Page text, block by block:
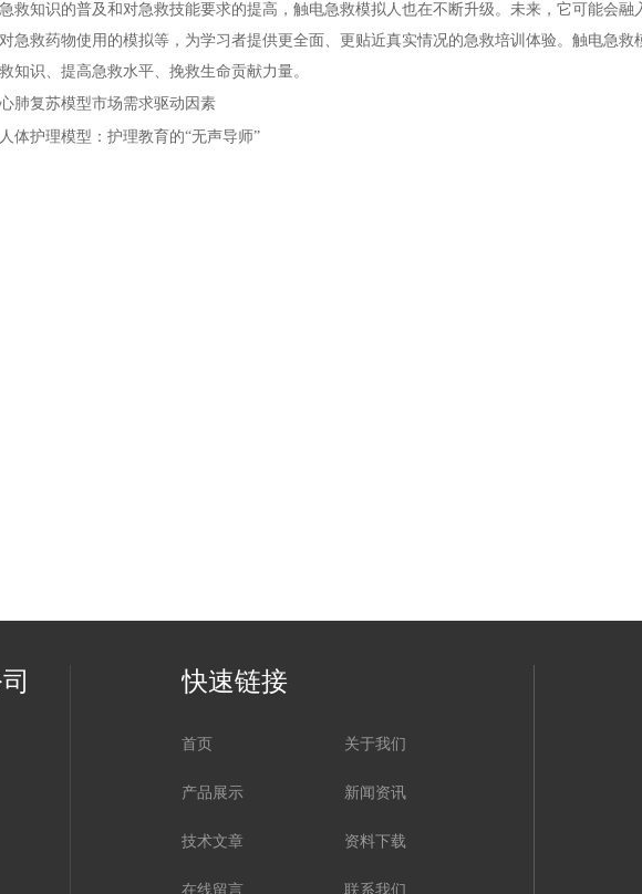
知识的普及和对急救技能要求的提高，触电急救模拟人也在不断升级。未来，它可能会融
急救药物使用的模拟等，为学习者提供更全面、更贴近真实情况的急救培训体验。触电急救
知识、提高急救水平、挽救生命贡献力量。
心肺复苏模型市场需求驱动因素
人体护理模型：护理教育的“无声导师”
快速链接
首页 关于我们
产品展示 新闻资讯
技术文章 资料下载
在线留言 联系我们